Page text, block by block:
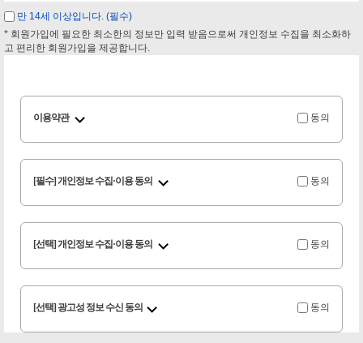
만 14세 이상입니다. (필수)
* 회원가입에 필요한 최소한의 정보만 입력 받음으로써 개인정보 수집을 최소화하
고 편리한 회원가입을 제공합니다.
이용약관 동의
[필수] 개인정보 수집·이용 동의 동의
[선택] 개인정보 수집·이용 동의 동의
[선택] 광고성 정보 수신 동의 동의